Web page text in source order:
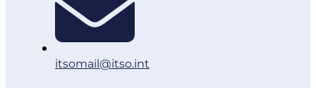
itsomail@itso.int